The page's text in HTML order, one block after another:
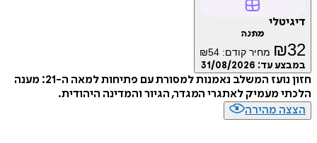
דיגיטלי
מתנה
₪32 מחיר קודם: ₪54
במבצע עד: 31/08/2026
חזון נועז המשלב נאמנות למסורת עם פתיחות למאה ה-21: מענה
הלכתי מעמיק לאתגרי המגדר, הגיור והמדינה היהודית.
הצצה מהירה